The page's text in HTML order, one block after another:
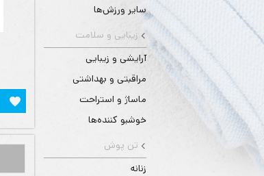
سایر ورزش‌ها
زیبایی و سلامت
آرایشی و زیبایی
مراقبتی و بهداشتی
ماساژ و استراحت
خوشبو کننده‌ها
تن پوش
زنانه